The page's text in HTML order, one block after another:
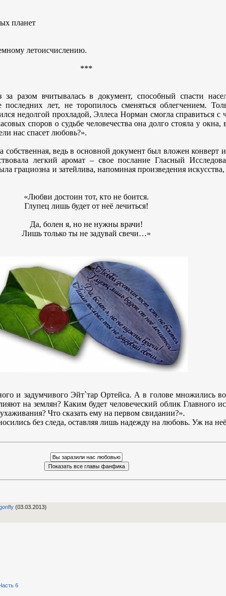
Вайтары и Островных
летоисчислению.
***
за разом вчитывалась в документ, способный спасти
лет, не торопилось сменяться облегчением.
недолгой прохладой, Эллеса Норман смогла справиться с
споров о судьбе человечества она долго стояла у окна,
нас спасет любовь?».
ведь в основной документ был вложен конверт
легкий аромат – свое послание Гласный
грациозна и затейлива, напоминая произведения
«Любви достоин тот, кто не боится.
Глупец лишь будет от неё лечиться!
Да, болен я, но не нужны врачи!
Лишь только ты не задувай свечи…»
и задумчивого Эйт`тар Ортейса. А в голове множились
на землян? Каким будет человеческий облик Главного
Что сказать ему на первом свидании?».
без следа, оставляя лишь надежду на любовь. Уж на
(03.03.2013)
6